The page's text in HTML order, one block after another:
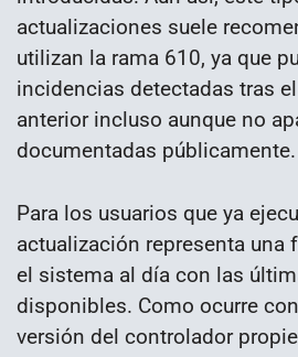
actualizaciones suele
utilizan la rama 610, ya que
incidencias detectadas tras
anterior incluso aunque no
documentadas públicamente.
Para los usuarios que ya
actualización representa una
el sistema al día con las
disponibles. Como ocurre
versión del controlador